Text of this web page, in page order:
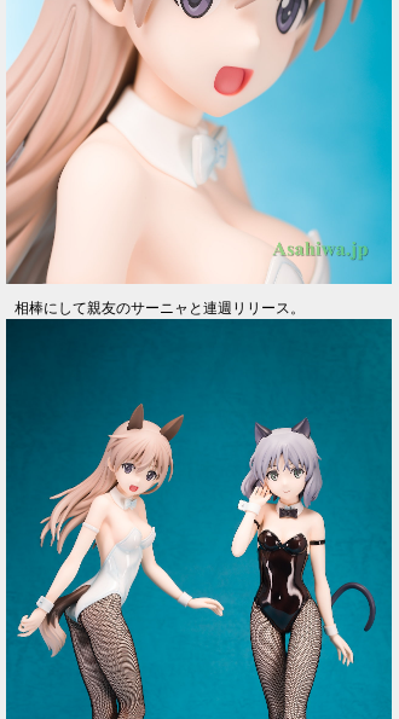
相棒にして親友のサーニャと連週リリース。